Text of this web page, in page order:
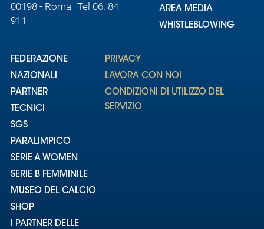
00198 - Roma Tel 06. 84
911
AREA MEDIA
WHISTLEBLOWING
FEDERAZIONE
NAZIONALI
PARTNER
TECNICI
SGS
PARALIMPICO
SERIE A WOMEN
SERIE B FEMMINILE
MUSEO DEL CALCIO
SHOP
I PARTNER DELLE
PRIVACY
LAVORA CON NOI
CONDIZIONI DI UTILIZZO DEL
SERVIZIO